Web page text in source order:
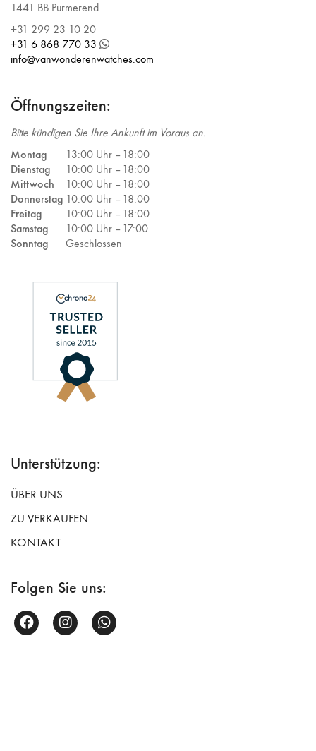
1441 BB Purmerend
+31 299 23 10 20
+31 6 868 770 33
info@vanwonderenwatches.com
Öffnungszeiten:
Bitte kündigen Sie Ihre Ankunft im Voraus an.
Montag
13:00 Uhr – 18:00
Dienstag
10:00 Uhr – 18:00
Mittwoch
10:00 Uhr – 18:00
Donnerstag 10:00 Uhr – 18:00
Freitag
10:00 Uhr – 18:00
Samstag
10:00 Uhr – 17:00
Sonntag
Geschlossen
Unterstützung:
ÜBER UNS
ZU VERKAUFEN
KONTAKT
Folgen Sie uns: